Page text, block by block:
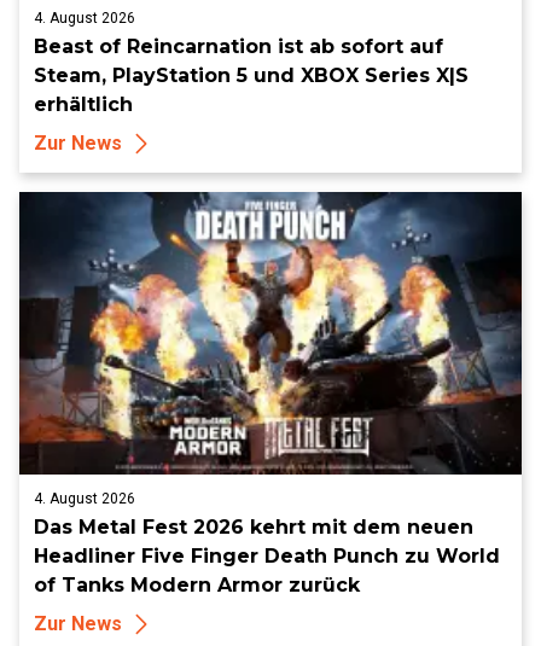
4. August 2026
Beast of Reincarnation ist ab sofort auf
Steam, PlayStation 5 und XBOX Series X|S
erhältlich
Zur News
4. August 2026
Das Metal Fest 2026 kehrt mit dem neuen
Headliner Five Finger Death Punch zu World
of Tanks Modern Armor zurück
Zur News